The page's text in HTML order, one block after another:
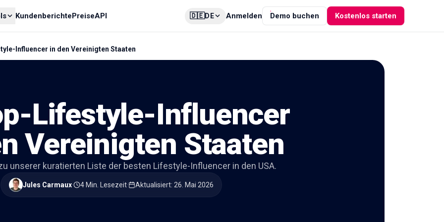
KundenberichtePreiseAPI 🇩🇪DE Anmelden Demo buchen Kostenlos starten
Influencer in den Vereinigten Staaten
Lifestyle-Influencer
Vereinigten Staaten
unserer kuratierten Liste der besten Lifestyle-Influencer in den USA.
Jules Carmaux· 4 Min. Lesezeit· Aktualisiert: 26. Mai 2026